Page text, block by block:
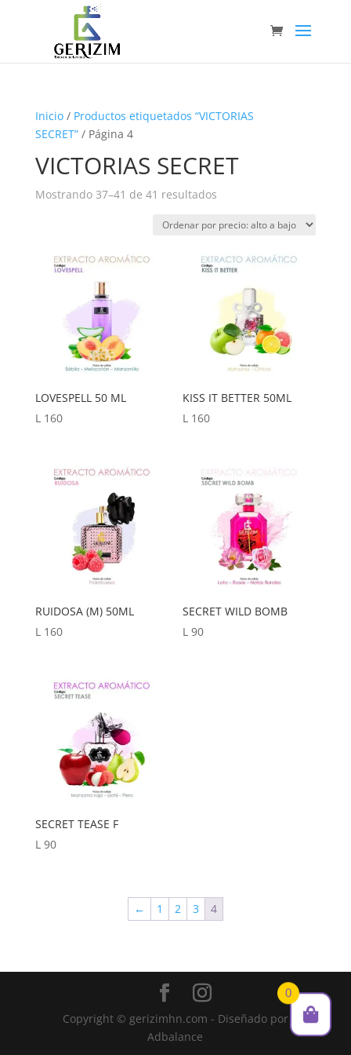
Inicio/ Productos etiquetados “VICTORIAS
SECRET”/ Página 4
VICTORIAS SECRET
Mostrando 37–41 de 41 resultadosOrdenado
precio:
a
LOVESPELL 50 ML
L160
KISS IT BETTER 50ML
L160
RUIDOSA (M) 50ML
L 160
SECRET WILD BOMB
L 90
SECRET TEASE F
L90
← 1 2 3 4
Copyright © gerizimhn.com - Diseñado por
Adbalance
0